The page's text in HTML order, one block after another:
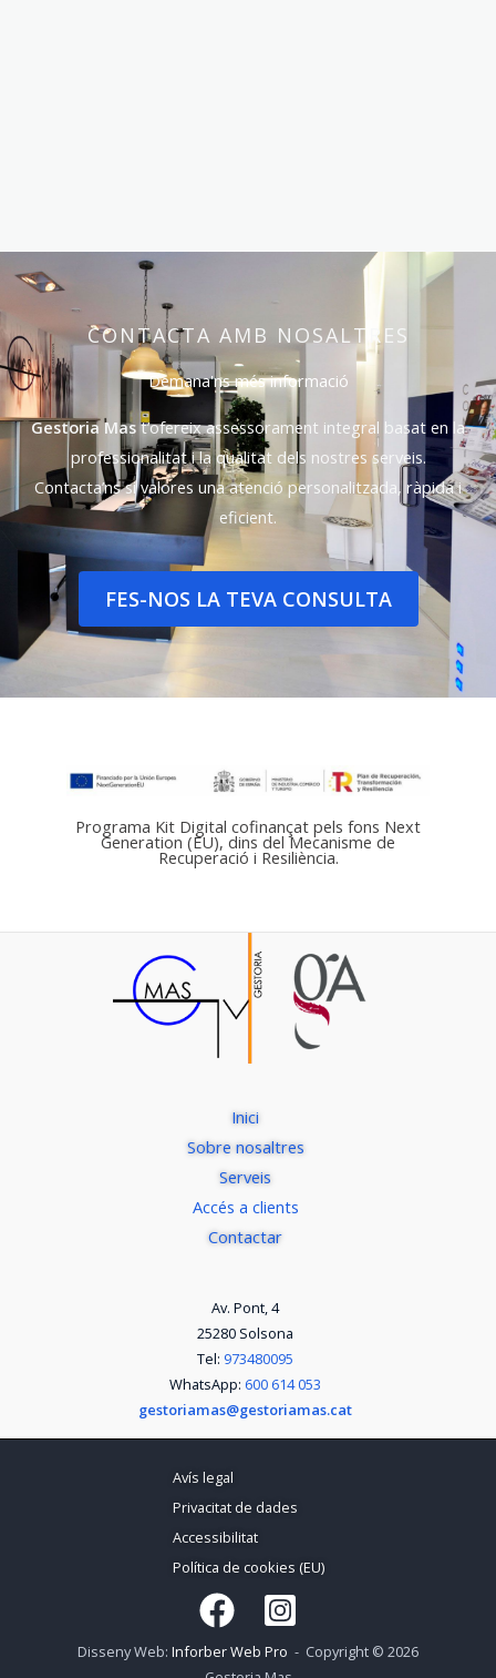
CONTACTA AMB NOSALTRES
Demana'ns més informació
Gestoria Mas t’ofereix assessorament integral basat en la
professionalitat i la qualitat dels nostres serveis.
Contacta’ns si valores una atenció personalitzada, ràpida i
eficient.
FES-NOS LA TEVA CONSULTA
Programa Kit Digital cofinançat pels fons Next
Generation (EU), dins del Mecanisme de
Recuperació i Resiliència.
Inici
Sobre nosaltres
Serveis
Accés a clients
Contactar
Av. Pont, 4
25280 Solsona
Tel: 973480095
WhatsApp: 600 614 053
gestoriamas@gestoriamas.cat
Avís legal
Privacitat de dades
Accessibilitat
Política de cookies (EU)
Disseny Web: Inforber Web Pro - Copyright © 2026